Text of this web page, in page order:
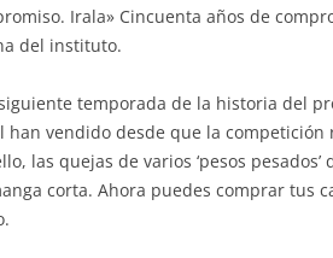
Irala» Cincuenta años de
del instituto.
temporada de la historia del
vendido desde que la
las quejas de varios ‘pesos
corta. Ahora puedes comprar tus